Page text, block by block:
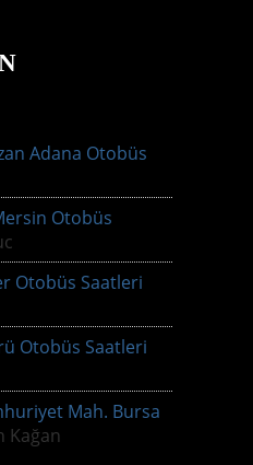
Adana Otobüs
Otobüs
Otobüs Saatleri
Otobüs Saatleri
Mah. Bursa
Kağan